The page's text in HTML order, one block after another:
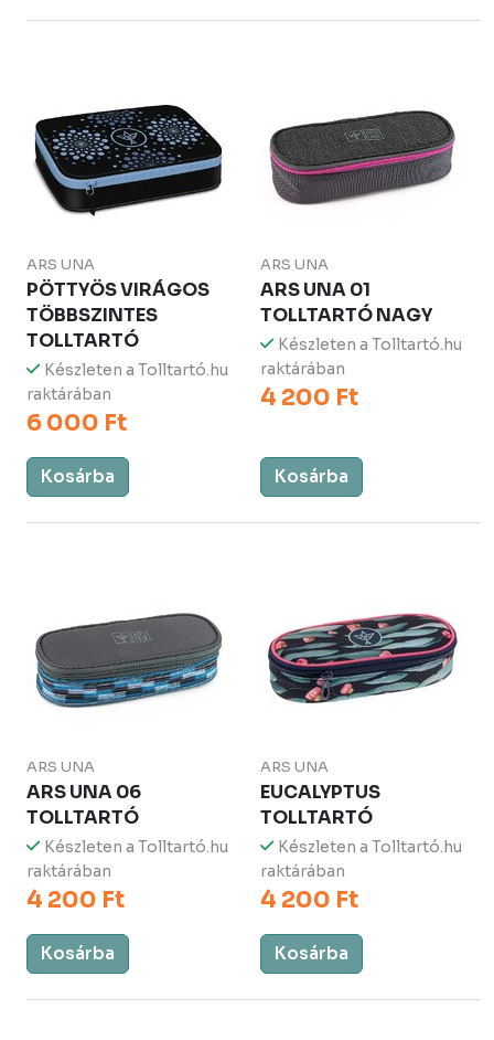
ARS UNA
PÖTTYÖS VIRÁGOS
TÖBBSZINTES
TOLLTARTÓ
Készleten a Tolltartó.hu
raktárában
6 000 Ft
Kosárba
ARS UNA
ARS UNA 01
TOLLTARTÓ NAGY
Készleten a Tolltartó.hu
raktárában
4 200 Ft
Kosárba
ARS UNA
ARS UNA 06
TOLLTARTÓ
Készleten a Tolltartó.hu
raktárában
4 200 Ft
Kosárba
ARS UNA
EUCALYPTUS
TOLLTARTÓ
Készleten a Tolltartó.hu
raktárában
4 200 Ft
Kosárba